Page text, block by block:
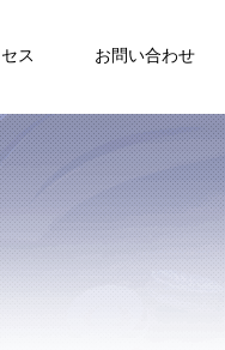
ス お問い合わせ